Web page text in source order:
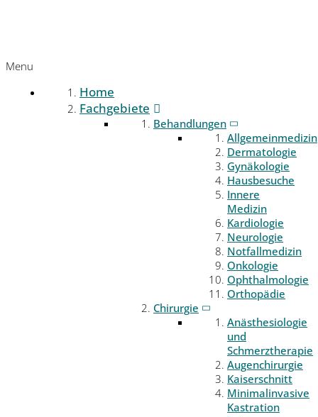
Menu
Home
Fachgebiete
Behandlungen
Allgemeinmedizin
Dermatologie
Gynäkologie
Hausbesuche
Innere
Medizin
Kardiologie
Neurologie
Notfallmedizin
Onkologie
Ophthalmologie
Orthopädie
Chirurgie
Anästhesiologie
und
Schmerztherapie
Augenchirurgie
Kaiserschnitt
Minimalinvasive
Kastration